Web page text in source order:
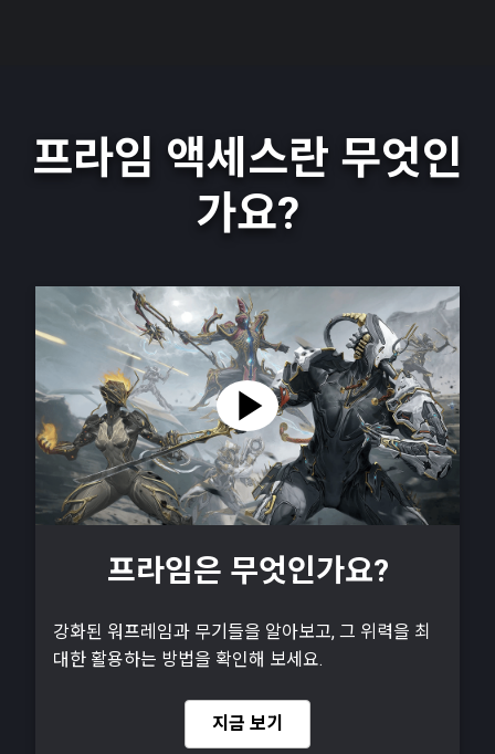
프라임 액세스란 무엇인
가요?
프라임은 무엇인가요?
강화된 워프레임과 무기들을 알아보고, 그 위력을 최
대한 활용하는 방법을 확인해 보세요.
지금 보기